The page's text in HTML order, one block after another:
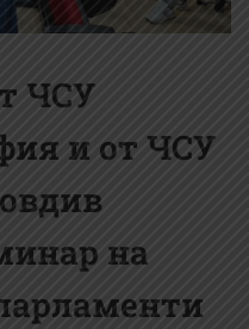
ЧСУ
и от ЧСУ
на